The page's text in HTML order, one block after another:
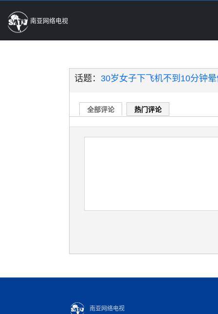
南亚网络电视
话题： 30岁女子下飞机不到10分钟
全部评论 热门评论
南亚网络电视